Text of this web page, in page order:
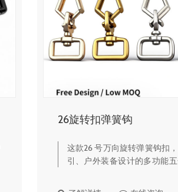
26旋转扣弹簧钩
这款26 号万向旋转弹簧钩扣
引、户外装备设计的多功能
完善，是品牌量产的热门选